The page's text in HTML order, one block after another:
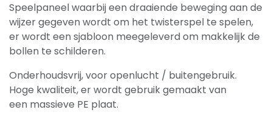
Speelpaneel waarbij een draaiende beweging aan de
wijzer gegeven wordt om het twisterspel te spelen,
er wordt een sjabloon meegeleverd om makkelijk de
bollen te schilderen.
Onderhoudsvrij, voor openlucht / buitengebruik.
Hoge kwaliteit, er wordt gebruik gemaakt van
een massieve PE plaat.